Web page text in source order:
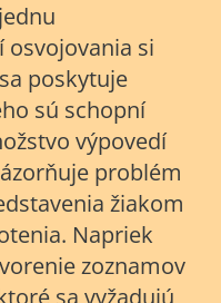
osvojovania si
poskytuje
sú schopní
výpovedí
problém
žiakom
Napriek
zoznamov